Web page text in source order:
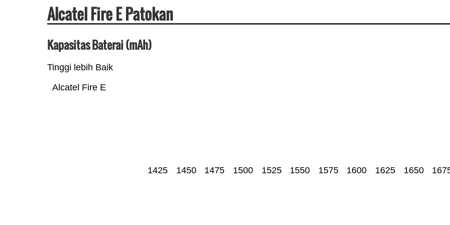
Alcatel Fire E Patokan
Kapasitas Baterai (mAh)
Tinggi lebih Baik
Alcatel Fire E
1425 1450 1475 1500 1525 1550 1575 1600 1625 1650